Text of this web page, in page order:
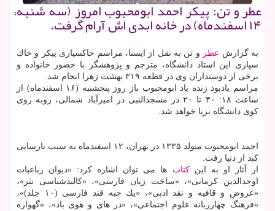
عطر و تن: پیكر احمد ابومحبوب امروز (سه شنبه،
۱۴ اسفندماه) در خانه ابدی اش آرام گرفت.
به گزارش عطر و تن به نقل از ایسنا، مراسم خاكسپاری پیكر و خاك
سپاری این استاد دانشگاه، مترجم و پژوهشگر با حضور خانواده و
برخی از دوستداران وی در قطعه ۳۱۹ بهشت زهرا انجام شد.
مراسم یادبود زنده یاد ابومحبوب باز روز پنجشنبه (۱۶ اسفندماه) از
ساعت ۱۸: ۳۰ تا ۲۰ در مسجدالنبی در امیرآباد شمالی، روبه روی
كوی دانشگاه برپا خواهد شد.
احمد ابومحبوب متولد ۱۳۳۵ در تهران، ۱۲ اسفندماه به سبب نارسایی
كبد از دنیا رفت.
از آثار او به اینكتاب ها می توان اشاره كرد: «دیوان رباعیات
اوحدالدین كرمانی»، «ساخت زبان فارسی»، «كالبدشناسی نثر»،
«عروض و قافیه و نقد ادبی»، «یك حبه قند فارسی (۱۰ جلد)»،
«فرهنگ چهارزبانه علوم اجتماعی»، «در های و هوی باد»، «گهواره